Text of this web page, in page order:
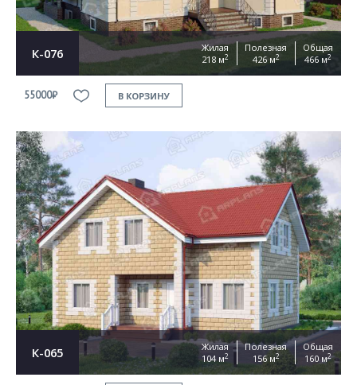
К-076
Жилая
218 м2
Полезная
426 м2
Общая
466 м2
55000₽ В КОРЗИНУ
К-065
Жилая
104 м2
Полезная
156 м2
Общая
160 м2